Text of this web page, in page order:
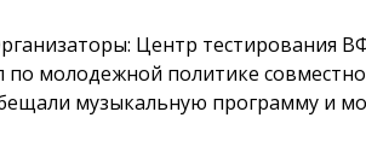
Центр тестирования
по молодежной политике
музыкальную программу и